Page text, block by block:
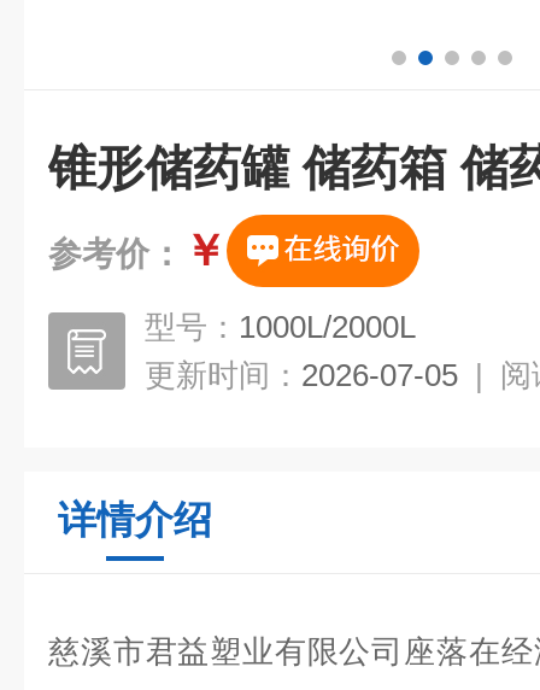
锥形储药罐 储药箱 储
参考价： ￥
型号： 1000L/2000L
更新时间： 2026-07-05 | 阅
详情介绍
慈溪市君益塑业有限公司座落在